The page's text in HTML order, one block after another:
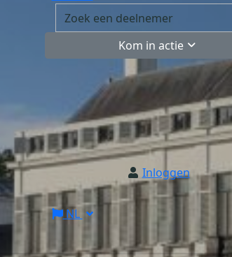
Kom in actie
Inloggen
NL